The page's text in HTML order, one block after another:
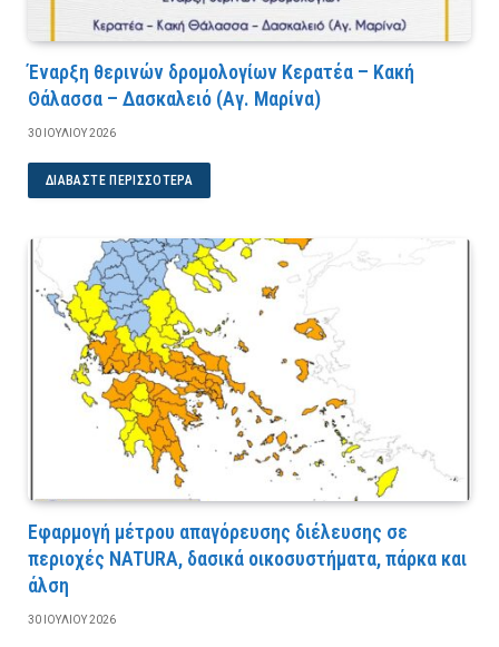
Έναρξη θερινών δρομολογίων Κερατέα – Κακή
Θάλασσα – Δασκαλειό (Αγ. Μαρίνα)
30 ΙΟΥΛΊΟΥ 2026
ΔΙΑΒΆΣΤΕ ΠΕΡΙΣΣΌΤΕΡΑ
Εφαρμογή μέτρου απαγόρευσης διέλευσης σε
περιοχές NATURA, δασικά οικοσυστήματα, πάρκα και
άλση
30 ΙΟΥΛΊΟΥ 2026